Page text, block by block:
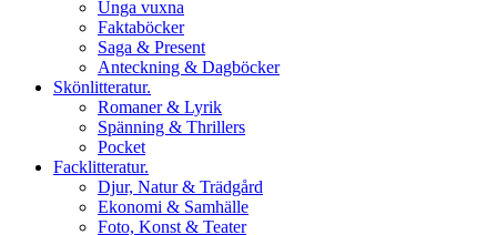
Unga vuxna
Faktaböcker
Saga & Present
Anteckning & Dagböcker
Skönlitteratur.
Romaner & Lyrik
Spänning & Thrillers
Pocket
Facklitteratur.
Djur, Natur & Trädgård
Ekonomi & Samhälle
Foto, Konst & Teater